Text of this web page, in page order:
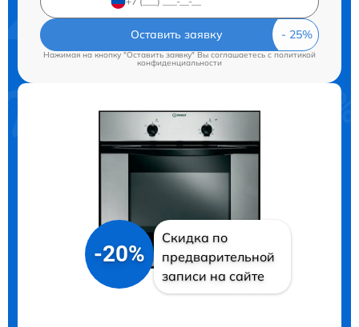
Оставить заявку
Нажимая на кнопку "Оставить заявку" Вы соглашаетесь cполитикой
конфиденциальности
-20%
Скидка по
предварительной
записи на сайте